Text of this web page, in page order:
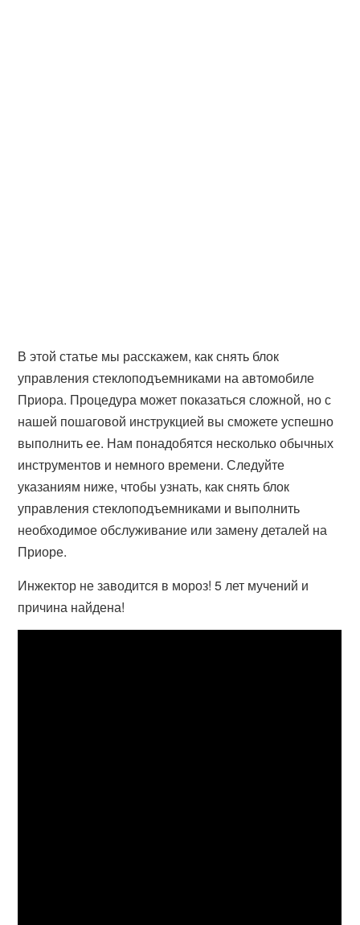
В этой статье мы расскажем, как снять блок
управления стеклоподъемниками на автомобиле
Приора. Процедура может показаться сложной, но с
нашей пошаговой инструкцией вы сможете успешно
выполнить ее. Нам понадобятся несколько обычных
инструментов и немного времени. Следуйте
указаниям ниже, чтобы узнать, как снять блок
управления стеклоподъемниками и выполнить
необходимое обслуживание или замену деталей на
Приоре.
Инжектор не заводится в мороз! 5 лет мучений и
причина найдена!